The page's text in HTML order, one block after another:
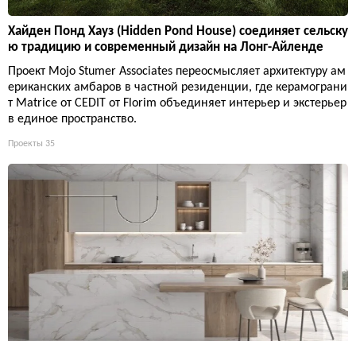
Хайден Понд Хауз (Hidden Pond House) соединяет сельску
ю традицию и современный дизайн на Лонг-Айленде
Проект Mojo Stumer Associates переосмысляет архитектуру ам
ериканских амбаров в частной резиденции, где керамограни
т Matrice от CEDIT от Florim объединяет интерьер и экстерьер
в единое пространство.
Проекты 35